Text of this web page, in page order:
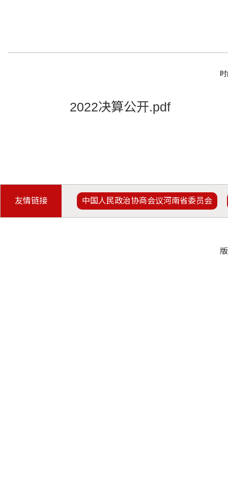
2022决算公开.pdf
友情链接 中国人民政治协商会议河南省委员会